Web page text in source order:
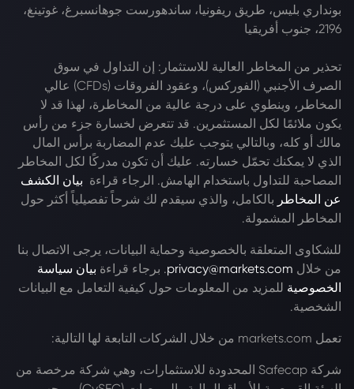
بونداري بليس، طريق ريفونيا، ساندهورست جوهانسبرغ، غوتينغ،
2196، جنوب أفريقيا
تحذير من المخاطر العالية للاستثمار: إن التداول في سوق
الصرف الأجنبي (الفوركس)، وعقود الفروقات (CFDs) عالي
المخاطر، وينطوي على درجة عالية من المخاطرة، لهذا قد لا
يكون ملائمًا لكل المستثمرين. قد تتعرض لخسارة جزء من رأس
مالك أو كله، وبالتالي يتوجب عليك عدم المضاربة برأس المال
الذي لا يمكنك تحمّل خسارته. عليك أن تكون مدركًا لكل المخاطر
المصاحبة للتداول باستخدام الهامش. الرجاء قراءة بيان الكشف
عن المخاطر بالكامل، والذي سيقدم لك شرحاً تفصيلياً أكثر حول
المخاطر المشمولة.
للشكاوى المتعلقة بالخصوصية وحماية البيانات، يرجى الاتصال بنا
من خلال privacy@markets.com. برجاء قراءة بيان سياسة
الخصوصية للمزيد من المعلومات حول كيفية التعامل مع البيانات
الشخصية.
تعمل markets.com من خلال الشركات التابعة لها التالية:
شركة Safecap المحدودة للاستثمارات، وهي شركة مرخصة من